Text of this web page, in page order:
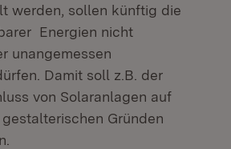
werden, sollen künftig die
Energien nicht
unangemessen
Damit soll z.B. der
von Solaranlagen auf
Gründen